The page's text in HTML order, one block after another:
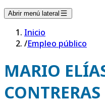
Abrir menú lateral
Inicio
/Empleo público
MARIO
CONTRERAS